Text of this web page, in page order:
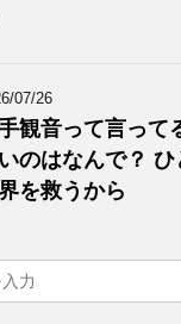
07/26
観音って言って
のはなんで？
を救うから